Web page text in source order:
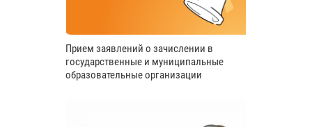
Прием заявлений о зачислении в
государственные и муниципальные
образовательные организации